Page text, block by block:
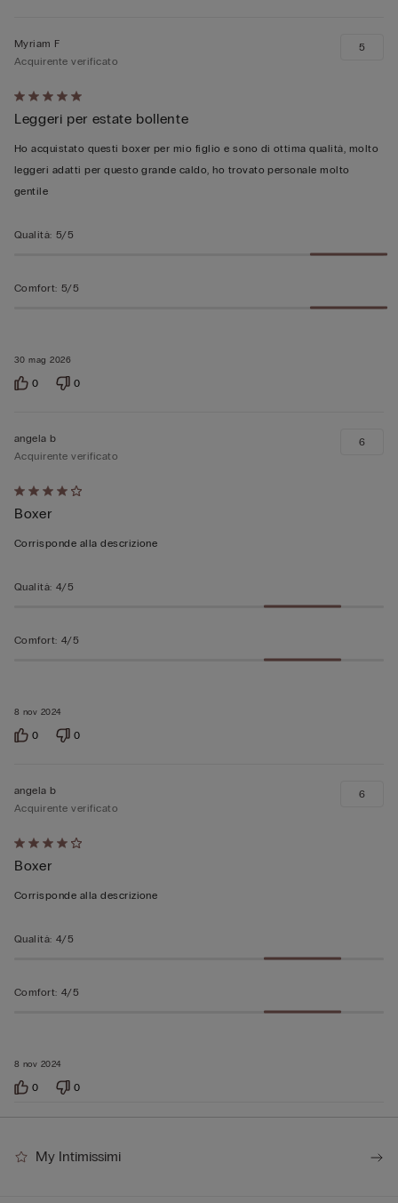
Valutato
5
su
5
30 mag 2026
Myriam F
Acquirente verificato
Leggeri per estate bollente
Ho acquistato questi boxer per mio figlio e sono di ottima qualità, molto
leggeri adatti per questo grande caldo, ho trovato personale molto
gentile
5
Qualità: 5/5
Comfort: 5/5
0 0
Valutato
4
su
8 nov 2024
angela b
Acquirente verificato
Boxer
Corrisponde alla descrizione
6
Qualità: 4/5
Comfort: 4/5
0 0
Valutato
4
su
8 nov 2024
angela b
Acquirente verificato
Boxer
Corrisponde alla descrizione
6
Qualità: 4/5
Comfort: 4/5
0 0
My Intimissimi